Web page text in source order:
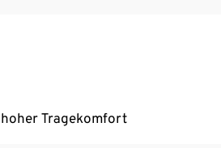
Tragekomfort